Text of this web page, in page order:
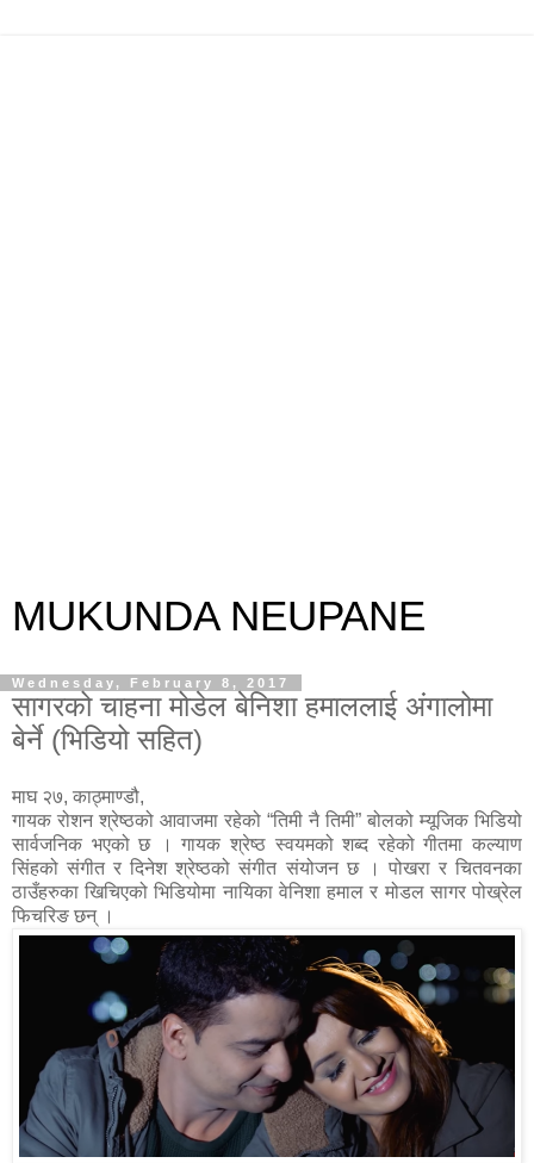
MUKUNDA NEUPANE
Wednesday, February 8, 2017
सागरको चाहना मोडेल बेनिशा हमाललाई अंगालोमा
बेर्ने (भिडियो सहित)
माघ २७, काठ्माण्डौ,
गायक रोशन श्रेष्ठको आवाजमा रहेको “तिमी नै तिमी” बोलको म्यूजिक भिडियो
सार्वजनिक भएको छ । गायक श्रेष्ठ स्वयमको शब्द रहेको गीतमा कल्याण
सिंहको संगीत र दिनेश श्रेष्ठको संगीत संयोजन छ । पोखरा र चितवनका
ठाउँहरुका खिचिएको भिडियोमा नायिका वेनिशा हमाल र मोडल सागर पोख्रेल
फिचरिङ छन् ।